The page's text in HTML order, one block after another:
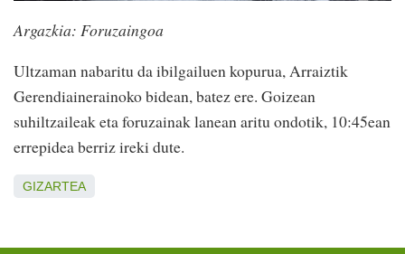
Argazkia: Foruzaingoa
Ultzaman nabaritu da ibilgailuen kopurua, Arraiztik
Gerendiainerainoko bidean, batez ere. Goizean
suhiltzaileak eta foruzainak lanean aritu ondotik, 10:45ean
errepidea berriz ireki dute.
GIZARTEA